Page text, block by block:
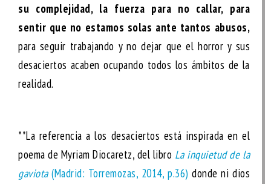
su complejidad, la fuerza para no callar, para
sentir que no estamos solas ante tantos abusos,
para seguir trabajando y no dejar que el horror y sus
desaciertos acaben ocupando todos los ámbitos de la
realidad.
**La referencia a los desaciertos está inspirada en el
poema de Myriam Diocaretz, del libro La inquietud de la
gaviota(Madrid: Torremozas, 2014, p.36) donde ni dios